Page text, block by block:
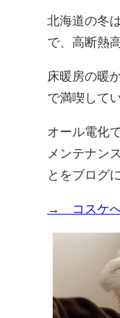
北海道の冬
で、高断熱
床暖房の暖
で満喫して
オール電化
メンテナン
とをブログ
→ コスケへ